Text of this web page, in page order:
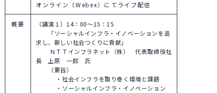
オンライン（Webex）にてライブ配信
概要
（講演１）14：00～15：15
「ソーシャルインフラ・イノベーションを追
求し、新しい社会つくりに貢献」
ＮＴＴインフラネット（株） 代表取締役社
長 上原 一郎 氏
（要旨）
・社会インフラを取り巻く環境と課題
・ソーシャルインフラ・イノベーション